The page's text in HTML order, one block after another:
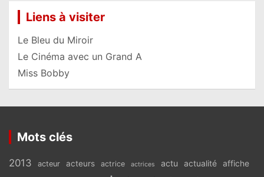
Liens à visiter
Le Bleu du Miroir
Le Cinéma avec un Grand A
Miss Bobby
Mots clés
2013 acteur acteurs actrice actrices actu actualité affiche